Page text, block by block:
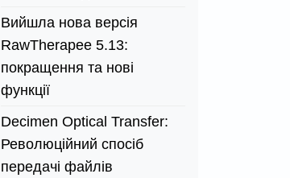
Вийшла нова версія
RawTherapee 5.13:
покращення та нові
функції
Decimen Optical Transfer:
Революційний спосіб
передачі файлів